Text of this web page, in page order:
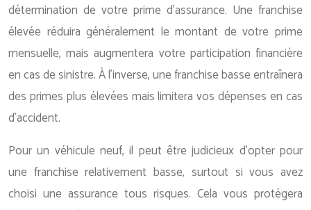
détermination de votre prime d’assurance. Une franchise
élevée réduira généralement le montant de votre prime
mensuelle, mais augmentera votre participation financière
en cas de sinistre. À l’inverse, une franchise basse entraînera
des primes plus élevées mais limitera vos dépenses en cas
d’accident.
Pour un véhicule neuf, il peut être judicieux d’opter pour
une franchise relativement basse, surtout si vous avez
choisi une assurance tous risques. Cela vous protégera